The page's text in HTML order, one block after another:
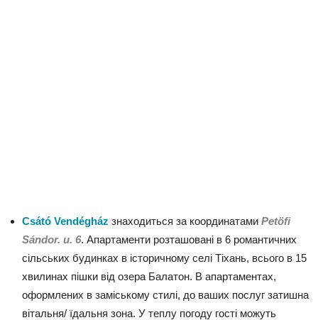
Csátó Vendégház знаходиться за координатами Petöfi
Sándor. u. 6. Апартаменти розташовані в 6 романтичних
сільських будинках в історичному селі Тіхань, всього в 15
хвилинах пішки від озера Балатон. В апартаментах,
оформлених в заміському стилі, до ваших послуг затишна
вітальня/ їдальня зона. У теплу погоду гості можуть